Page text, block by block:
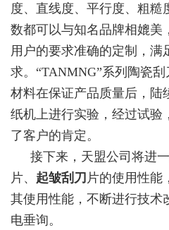
度、直线度、平行度、粗糙
数都可以与知名品牌相媲美
用户的要求准确的定制，满
求。“TANMNG”系列陶瓷
材料在保证产品质量后，陆
纸机上进行实验，经过试验
了客户的肯定。
接下来，天盟公司将进
片、 起皱刮刀 片的使用性能
其使用性能，不断进行技术
电垂询。